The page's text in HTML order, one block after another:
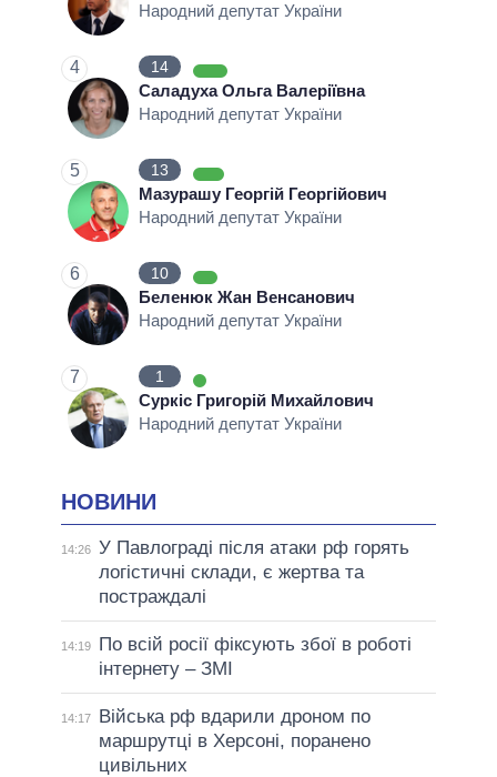
Народний депутат України
4 14
Саладуха Ольга Валеріївна
Народний депутат України
5 13
Мазурашу Георгій Георгійович
Народний депутат України
6 10
Беленюк Жан Венсанович
Народний депутат України
7 1
Суркіс Григорій Михайлович
Народний депутат України
НОВИНИ
14:26 У Павлограді після атаки рф горять
логістичні склади, є жертва та
постраждалі
14:19
По всій росії фіксують збої в роботі
інтернету – ЗМІ
14:17
Війська рф вдарили дроном по
маршрутці в Херсоні, поранено
цивільних